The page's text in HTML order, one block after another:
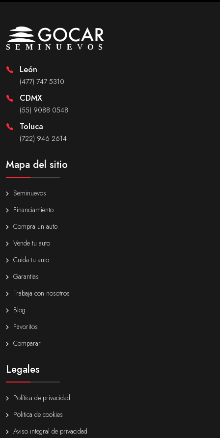
León
(477) 747 5310
CDMX
(55) 9088 0548
Toluca
(722) 946 2614
Mapa del sitio
Seminuevos
Financiamiento
Compra un auto
Vende tu auto
Cuida tu auto
Garantias
Trabaja con nosotros
Blog
Favoritos
Comparar
Legales
Política de privacidad
Politica de cookies
Aviso integral de privacidad